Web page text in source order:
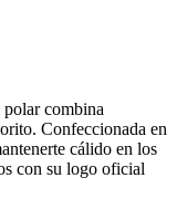
combina
Confeccionada en
cálido en los
con su logo oficial